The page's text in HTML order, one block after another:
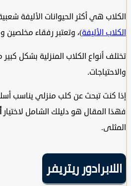
هي أكثر الحيوانات الأليفة شعبية في
الأليفة)، وتعتبر رفقاء مخلصين
أنواع الكلاب المنزلية بشكل كبير من
تبحث عن كلب منزلي يناسب أسلوب
المقال هو دليلك الشامل لاختيارأنواع
ريتريفر